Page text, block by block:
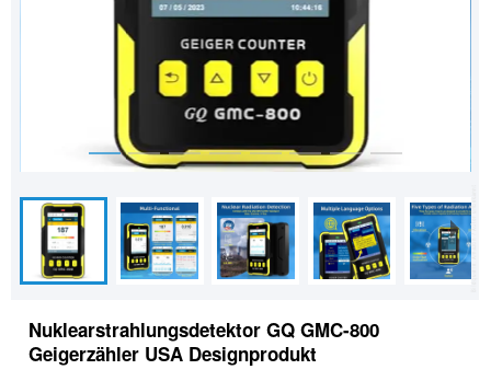
Nuklearstrahlungsdetektor GQ GMC-800
Geigerzähler USA Designprodukt